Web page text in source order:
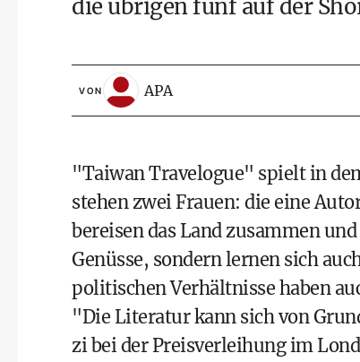
die übrigen fünf auf der
VON APA
"Taiwan Travelogue" spielt in
stehen zwei Frauen: die eine
bereisen das Land zusammen
Genüsse, sondern lernen sich
politischen Verhältnisse haben
"Die Literatur kann sich von
zi bei der Preisverleihung im